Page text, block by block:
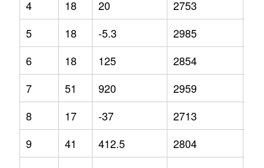
4
18 20 2753
5
18 -5.3 2985
6
18 125 2854
7
51 920 2959
8
17 -37 2713
9
41 412.5 2804